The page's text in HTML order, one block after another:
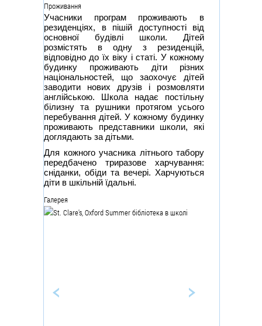
Проживання
Учасники програм проживають в
резиденціях, в пішій доступності від
основної будівлі школи. Дітей
розмістять в одну з резиденцій,
відповідно до їх віку і статі. У кожному
будинку проживають діти різних
національностей, що заохочує дітей
заводити нових друзів і розмовляти
англійською. Школа надає постільну
білизну та рушники протягом усього
перебування дітей. У кожному будинку
проживають представники школи, які
доглядають за дітьми.
Для кожного учасника літнього табору
передбачено триразове харчування:
сніданки, обіди та вечері. Харчуються
діти в шкільній їдальні.
Галерея